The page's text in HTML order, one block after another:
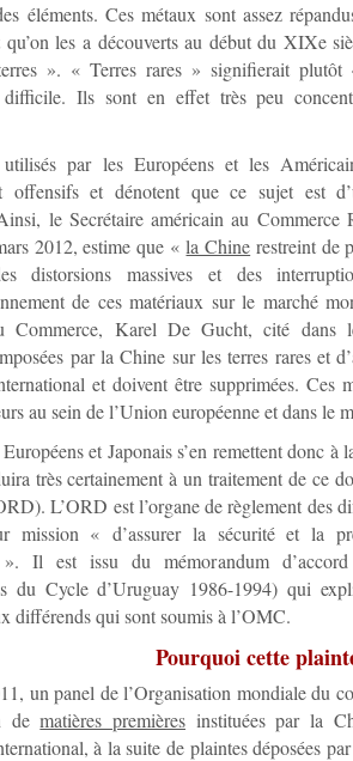
éléments. Ces métaux sont assez
les a découverts au début du XIXe
». « Terres rares » signifierait
Ils sont en effet très peu
par les Européens et les
offensifs et dénotent que ce sujet est
le Secrétaire américain au
2012, estime que «la Chine restreint de
distorsions massives et des
de ces matériaux sur le marché
Commerce, Karel De Gucht, cité dans
par la Chine sur les terres rares et
et doivent être supprimées. Ces
au sein de l’Union européenne et dans le
et Japonais s’en remettent donc à
très certainement à un traitement de ce
L’ORD est l’organe de règlement des
mission « d’assurer la sécurité et la
». Il est issu du mémorandum
du Cycle d’Uruguay 1986-1994) qui
différends qui sont soumis à l’OMC.
Pourquoi cette
un panel de l’Organisation mondiale du
dematières premières instituées par la
à la suite de plaintes déposées